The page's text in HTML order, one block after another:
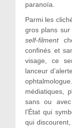
paranoïa.
Parmi les
gros plans
self-filment
confinés et
visage, ce
lanceur
médiatiques,
sans ou avec
l’État qui
qui